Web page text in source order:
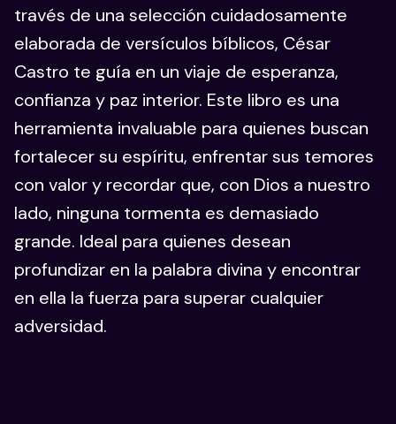
través de una selección cuidadosamente
elaborada de versículos bíblicos, César
Castro te guía en un viaje de esperanza,
confianza y paz interior. Este libro es una
herramienta invaluable para quienes buscan
fortalecer su espíritu, enfrentar sus temores
con valor y recordar que, con Dios a nuestro
lado, ninguna tormenta es demasiado
grande. Ideal para quienes desean
profundizar en la palabra divina y encontrar
en ella la fuerza para superar cualquier
adversidad.